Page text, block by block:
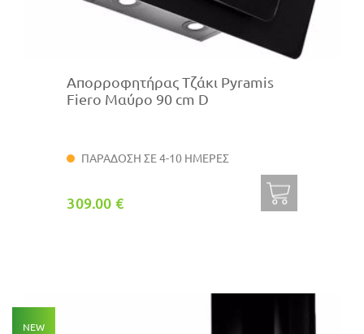
Απορροφητήρας Τζάκι Pyramis
Fiero Μαύρο 90 cm D
ΠΑΡΑΔΟΣΗ ΣΕ 4-10 ΗΜΕΡΕΣ
309.00 €
NEW